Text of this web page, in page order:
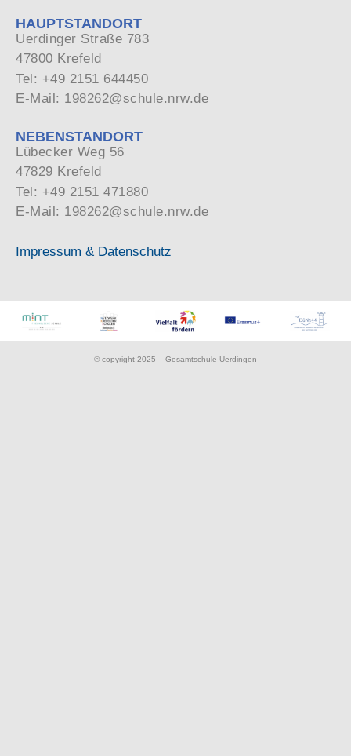
HAUPTSTANDORT
Uerdinger Straße 783
47800 Krefeld
Tel: +49 2151 644450
E-Mail: 198262@schule.nrw.de
NEBENSTANDORT
Lübecker Weg 56
47829 Krefeld
Tel: +49 2151 471880
E-Mail: 198262@schule.nrw.de
Impressum & Datenschutz
© copyright 2025 – Gesamtschule Uerdingen